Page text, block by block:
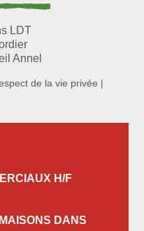
LDT
Annel
de la vie privée |
H/F
DANS